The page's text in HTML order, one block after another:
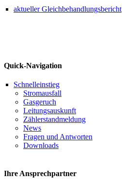
aktueller Gleichbehandlungsbericht
Quick-Navigation
Schnelleinstieg
Stromausfall
Gasgeruch
Leitungsauskunft
Zählerstandmeldung
News
Fragen und Antworten
Downloads
Ihre Ansprechpartner